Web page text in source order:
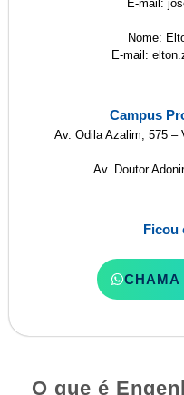
O que é
E-mail:
Nome:
E-mail:
Campus
Av. Odila Azalim, 575 –
Av. Doutor
Ficou
CHAMA